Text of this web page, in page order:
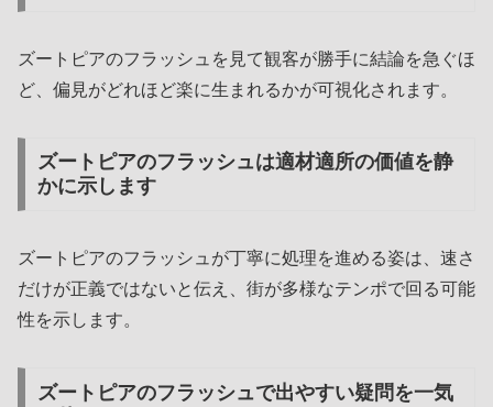
ズートピアのフラッシュを見て観客が勝手に結論を急ぐほ
ど、偏見がどれほど楽に生まれるかが可視化されます。
ズートピアのフラッシュは適材適所の価値を静
かに示します
ズートピアのフラッシュが丁寧に処理を進める姿は、速さ
だけが正義ではないと伝え、街が多様なテンポで回る可能
性を示します。
ズートピアのフラッシュで出やすい疑問を一気